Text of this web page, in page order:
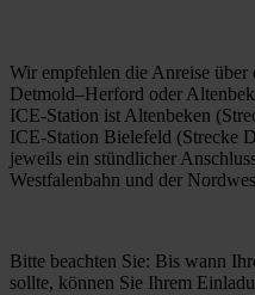
Wir empfehlen die Anreise
Detmold–Herford oder
ICE-Station ist Altenbeken
ICE-Station Bielefeld (Strecke
jeweils ein stündlicher
Westfalenbahn und der
Bitte beachten Sie: Bis wann
sollte, können Sie Ihrem